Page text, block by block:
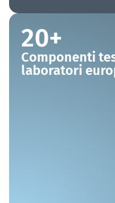
20+
Componenti
laboratori